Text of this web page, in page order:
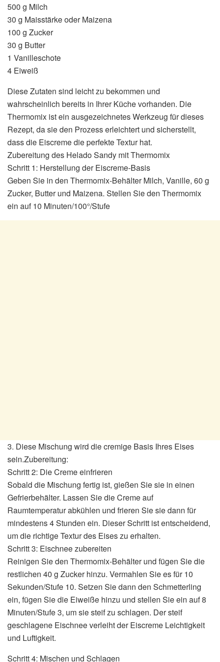
500 g Milch
30 g Maisstärke oder Maizena
100 g Zucker
30 g Butter
1 Vanilleschote
4 Eiweiß
Diese Zutaten sind leicht zu bekommen und
wahrscheinlich bereits in Ihrer Küche vorhanden. Die
Thermomix ist ein ausgezeichnetes Werkzeug für dieses
Rezept, da sie den Prozess erleichtert und sicherstellt,
dass die Eiscreme die perfekte Textur hat.
Zubereitung des Helado Sandy mit Thermomix
Schritt 1: Herstellung der Eiscreme-Basis
Geben Sie in den Thermomix-Behälter Milch, Vanille, 60 g
Zucker, Butter und Maizena. Stellen Sie den Thermomix
ein auf 10 Minuten/100°/Stufe
3. Diese Mischung wird die cremige Basis Ihres Eises
sein.Zubereitung:
Schritt 2: Die Creme einfrieren
Sobald die Mischung fertig ist, gießen Sie sie in einen
Gefrierbehälter. Lassen Sie die Creme auf
Raumtemperatur abkühlen und frieren Sie sie dann für
mindestens 4 Stunden ein. Dieser Schritt ist entscheidend,
um die richtige Textur des Eises zu erhalten.
Schritt 3: Eischnee zubereiten
Reinigen Sie den Thermomix-Behälter und fügen Sie die
restlichen 40 g Zucker hinzu. Vermahlen Sie es für 10
Sekunden/Stufe 10. Setzen Sie dann den Schmetterling
ein, fügen Sie die Eiweiße hinzu und stellen Sie ein auf 8
Minuten/Stufe 3, um sie steif zu schlagen. Der steif
geschlagene Eischnee verleiht der Eiscreme Leichtigkeit
und Luftigkeit.
Schritt 4: Mischen und Schlagen